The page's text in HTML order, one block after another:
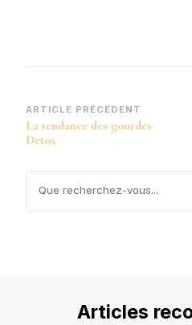
Navigation
d’article
ARTICLE PRÉCÉDENT
La tendance des gourdes
Detox
Articles